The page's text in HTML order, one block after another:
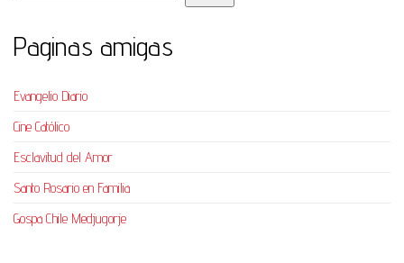
Paginas amigas
Evangelio Diario
Cine Católico
Esclavitud del Amor
Santo Rosario en Familia
Gospa Chile Medjugorje